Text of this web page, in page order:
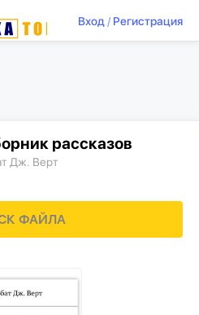
Вход/ Регистрация
рассказов
Дж. Верт
ФАЙЛА